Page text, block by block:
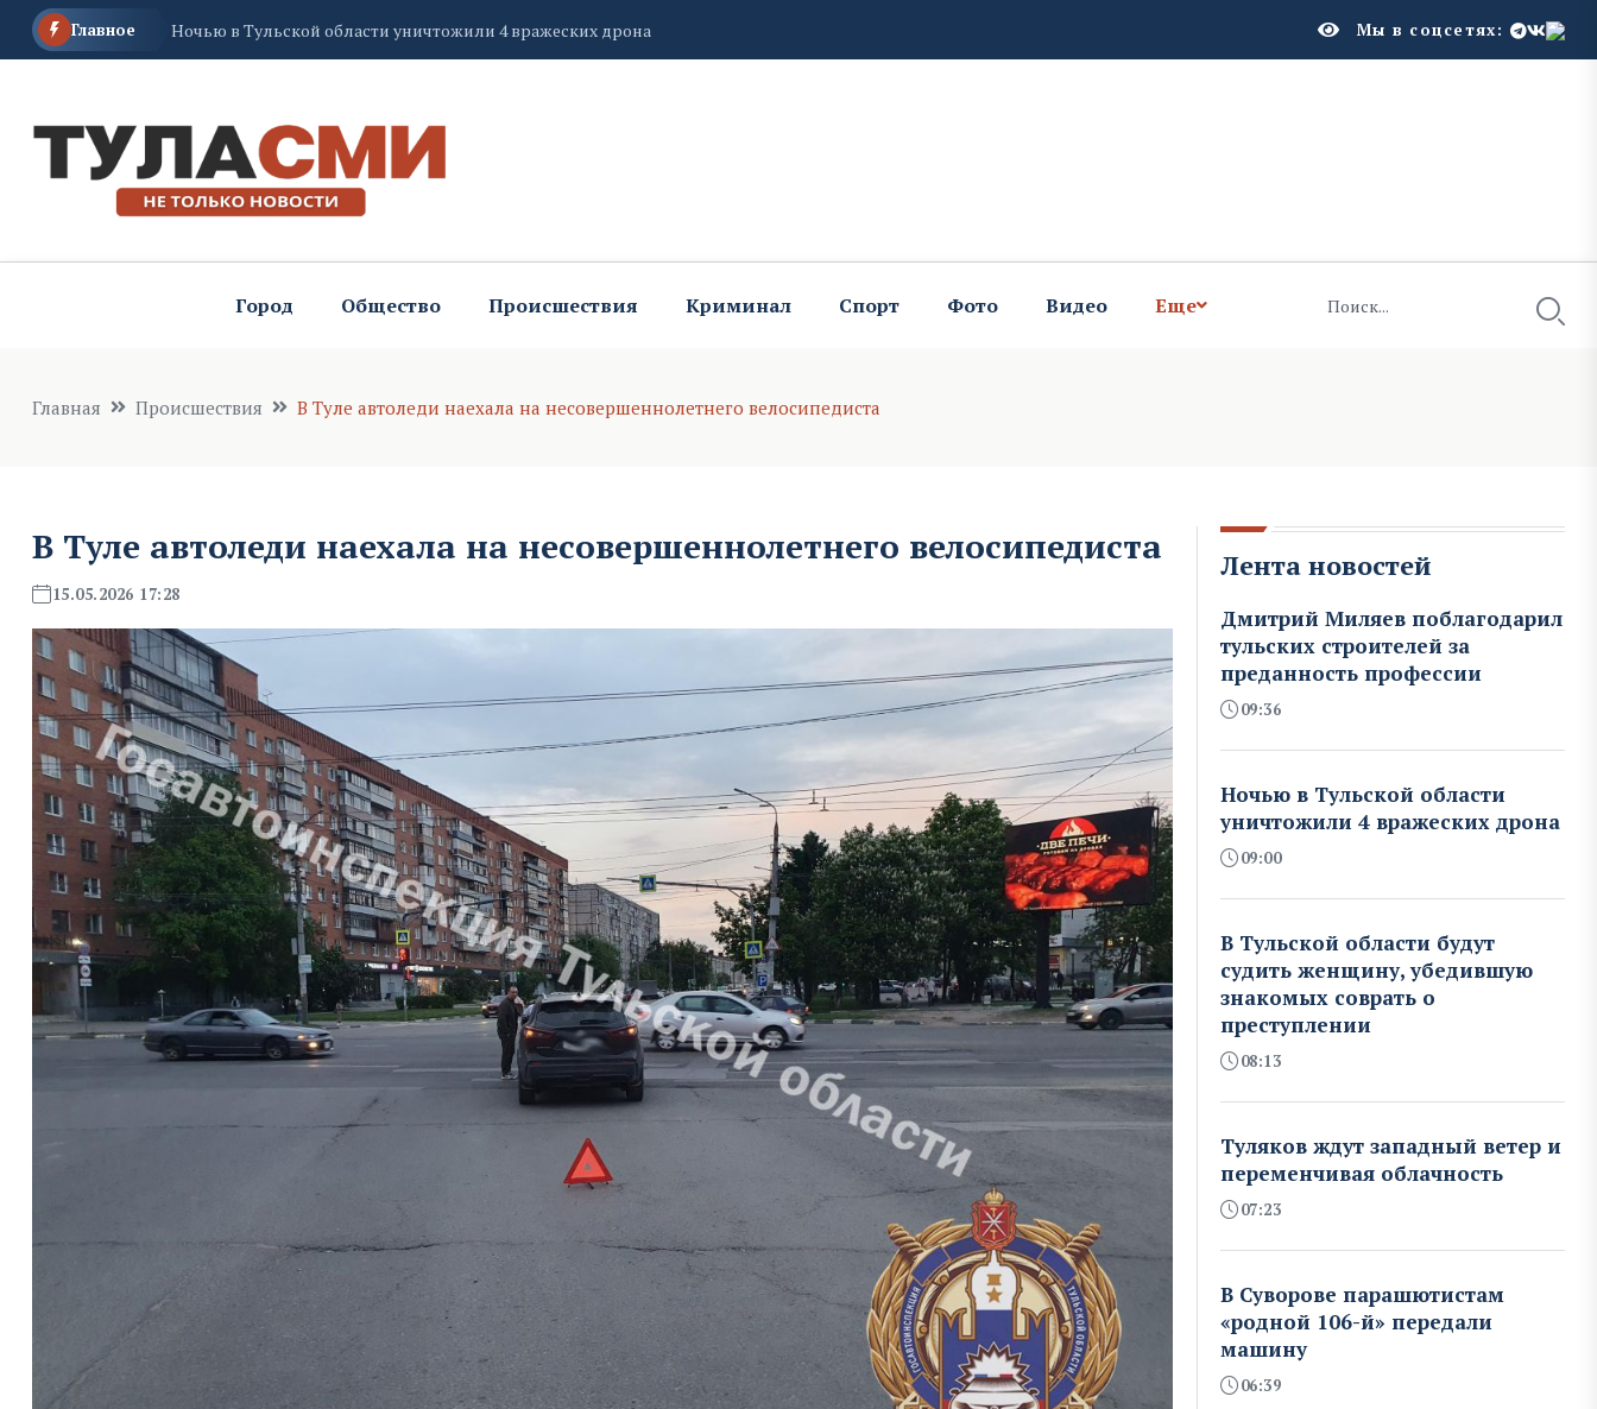
Главное В Тульской области будут судить женщину, убедившую знакомых соврать о преступлении Мы в соцсетях:
Город Общество Происшествия Криминал Спорт Фото Видео Еще
Главная Происшествия В Туле автоледи наехала на несовершеннолетнего велосипедиста
В Туле автоледи наехала на несовершеннолетнего велосипедиста
15.05.2026 17:28
Лента новостей
Дмитрий Миляев поблагодарил
тульских строителей за
преданность профессии
09:36
Ночью в Тульской области
уничтожили 4 вражеских дрона
09:00
В Тульской области будут
судить женщину, убедившую
знакомых соврать о
преступлении
08:13
Туляков ждут западный ветер и
переменчивая облачность
07:23
В Суворове парашютистам
«родной 106-й» передали
машину
06:39